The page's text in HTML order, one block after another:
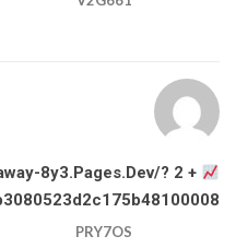
+ 2 BTC. GET
8y3.pages.dev/?
PRY7OS